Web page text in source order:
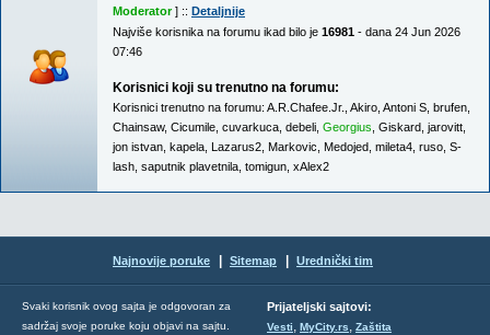
Moderator] :: Detaljnije
Najviše korisnika na forumu ikad bilo je 16981 - dana 24 Jun 2026
07:46
Korisnici koji su trenutno na forumu:
Korisnici trenutno na forumu: A.R.Chafee.Jr. Akiro Antoni S brufen
Chainsaw, Cicumile cuvarkuca debeli Georgius Giskard jarovitt
jon istvan kapela Lazarus2 Markovic Medojed mileta4 ruso S-
lash saputnik plavetnila tomigun xAlex2
Najnovije poruke Sitemap Urednički tim
Svaki korisnik ovog sajta je odgovoran za
sadržaj svoje poruke koju objavi na sajtu.
Prijateljski sajtovi:
Vesti, MyCity.rs, Zaštita